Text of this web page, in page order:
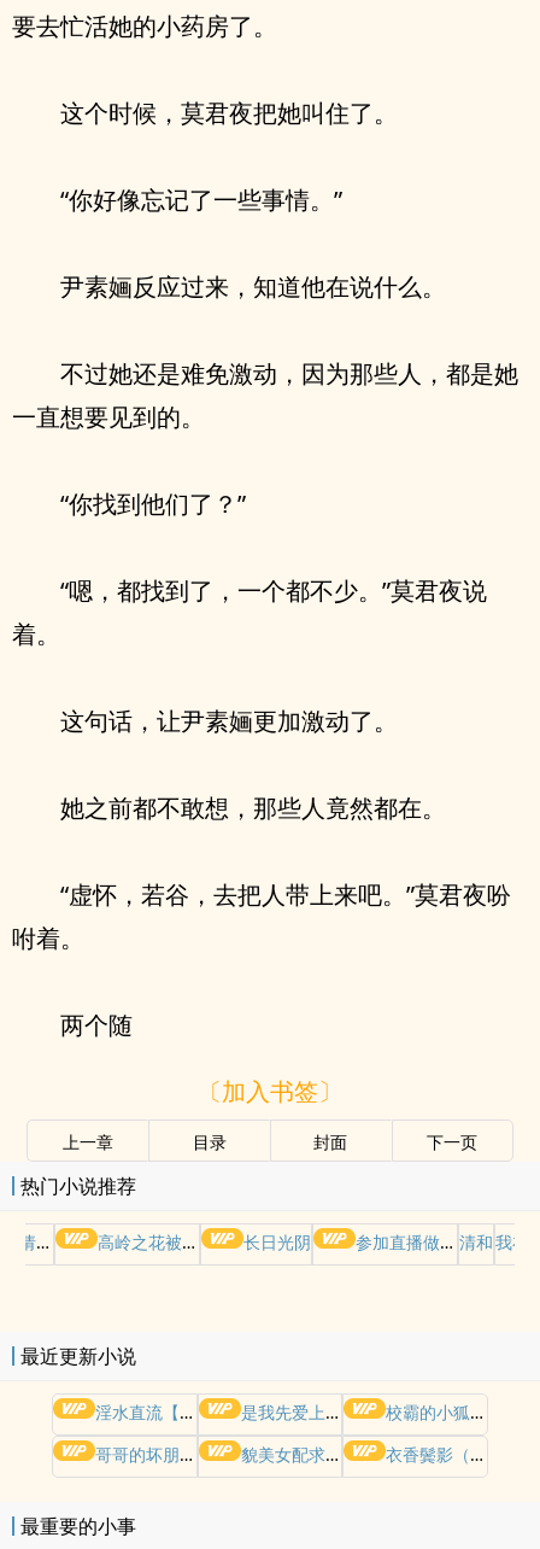
要去忙活她的小药房了。
这个时候，莫君夜把她叫住了。
“你好像忘记了一些事情。”
尹素婳反应过来，知道他在说什么。
不过她还是难免激动，因为那些人，都是她
一直想要见到的。
“你找到他们了？”
“嗯，都找到了，一个都不少。”莫君夜说
着。
这句话，让尹素婳更加激动了。
她之前都不敢想，那些人竟然都在。
“虚怀，若谷，去把人带上来吧。”莫君夜吩
咐着。
两个随
〔加入书签〕
上一章 目录 封面 下一页
热门小说推荐
摆好 高岭之花被权贵轮了后 长日光阴 参加直播做爱综艺后我火了(NPH) 清和我在
最近更新小说
淫水直流【短篇合集|重口|黄暴|高h|纯肉】 是我先爱上她的（3PH/兄弟盖饭）
校霸的小狐狸（1v1，高H）
哥哥的坏朋友(1v1)
貌美女配求放过【NPH】 衣香鬓影（高干，np）
最重要的小事